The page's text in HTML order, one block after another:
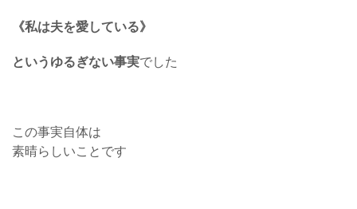
《私は夫を愛している》
というゆるぎない事実でした
この事実自体は
素晴らしいことです